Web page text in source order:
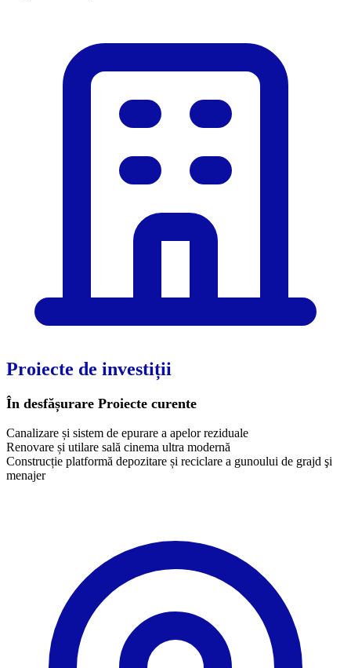
Proiecte de investiții
În desfășurare Proiecte curente
Canalizare și sistem de epurare a apelor reziduale
Renovare și utilare sală cinema ultra modernă
Construcție platformă depozitare și reciclare a gunoului de grajd şi
menajer